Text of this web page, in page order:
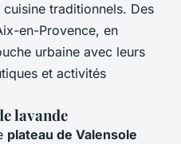
traditionnels. Des
en-Provence, en
urbaine avec leurs
et activités
lavande
plateau de Valensole